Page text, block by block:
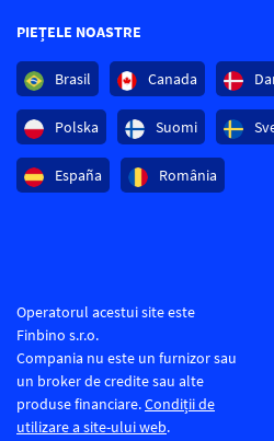
PIEȚELE NOASTRE
Brasil Canada
Polska Suomi
España România
Operatorul acestui site este
Finbino s.r.o.
Compania nu este un furnizor sau
un broker de credite sau alte
produse financiare.Condiții de
utilizare a site-ului web.